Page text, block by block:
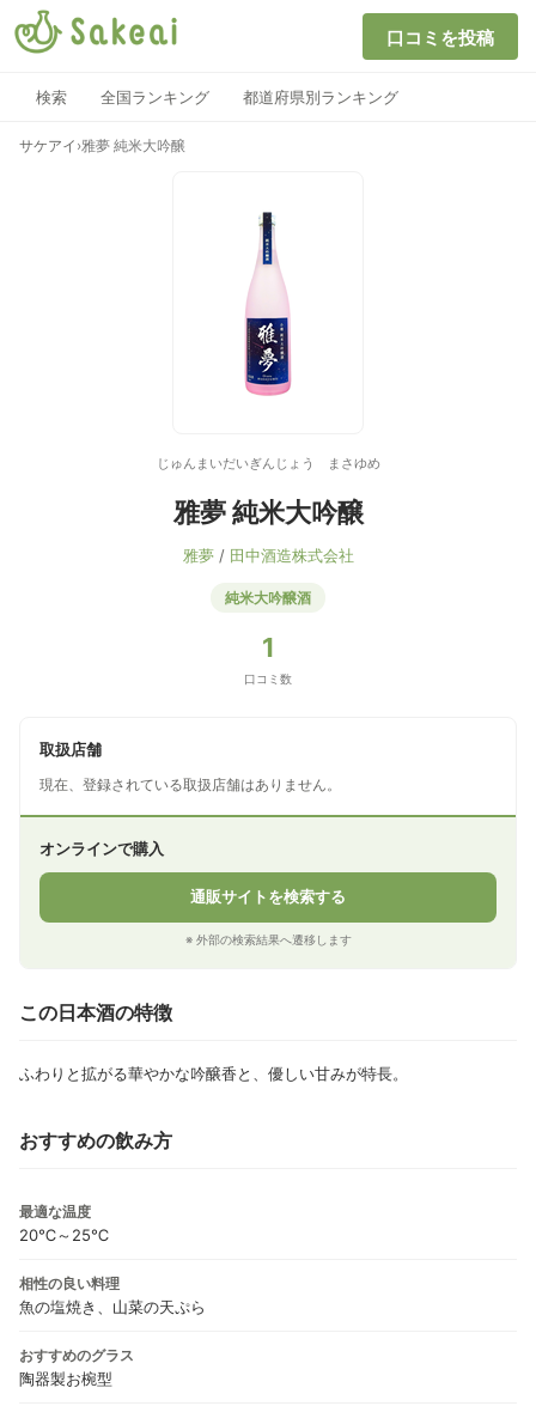
口コミを投稿
検索 全国ランキング 都道府県別ランキング
サケアイ ›雅夢 純米大吟醸
じゅんまいだいぎんじょう まさゆめ
雅夢 純米大吟醸
雅夢/ 田中酒造株式会社
純米大吟醸酒
1
口コミ数
取扱店舗
現在、登録されている取扱店舗はありません。
オンラインで購入
通販サイトを検索する
※ 外部の検索結果へ遷移します
この日本酒の特徴
ふわりと拡がる華やかな吟醸香と、優しい甘みが特長。
おすすめの飲み方
最適な温度
20℃～25℃
相性の良い料理
魚の塩焼き、山菜の天ぷら
おすすめのグラス
陶器製お椀型